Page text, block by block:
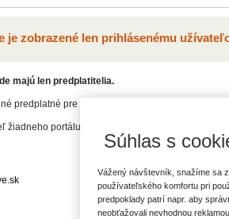
je zobrazené len prihlásenému
majú len predplatitelia.
predplatné pre niektorý odborný portál, pre
žiadneho portálu, vyberte si z našej ponuky:
Súhlas s
Vážený návštevník, snažíme sa
používateľského komfortu pri
predpoklady patrí napr. aby
neobťažovali nevhodnou